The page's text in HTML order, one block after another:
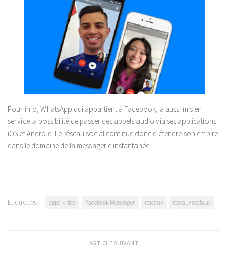
Pour info, WhatsApp qui appartient à Facebook, a aussi mis en
service la possibilité de passer des appels audio via ses applications
iOS et Android. Le réseau social continue donc d’étendre son empire
dans le domaine de la messagerie instantanée.
Étiquettes : appel video Facebook Messenger reseaux réseaux sociaux
ARTICLE SUIVANT